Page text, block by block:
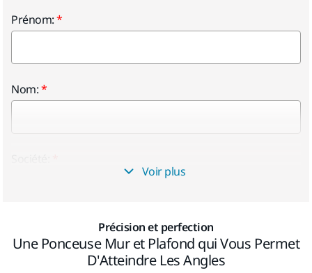
Prénom:
Nom:
Voir plus
Précision et perfection
Une Ponceuse Mur et Plafond qui Vous Permet
D'Atteindre Les Angles